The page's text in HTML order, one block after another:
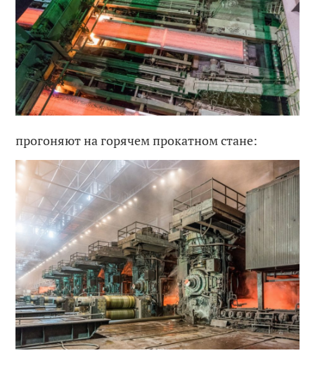
прогоняют на горячем прокатном стане: